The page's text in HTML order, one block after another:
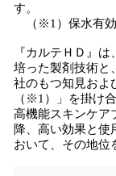
中
す
す。
（※1）保水有効
『カルテＨＤ』
培った製剤技術と
社のもつ知見およ
（※1）」を掛け
高機能スキンケア
降、高い効果と使
おいて、その地位